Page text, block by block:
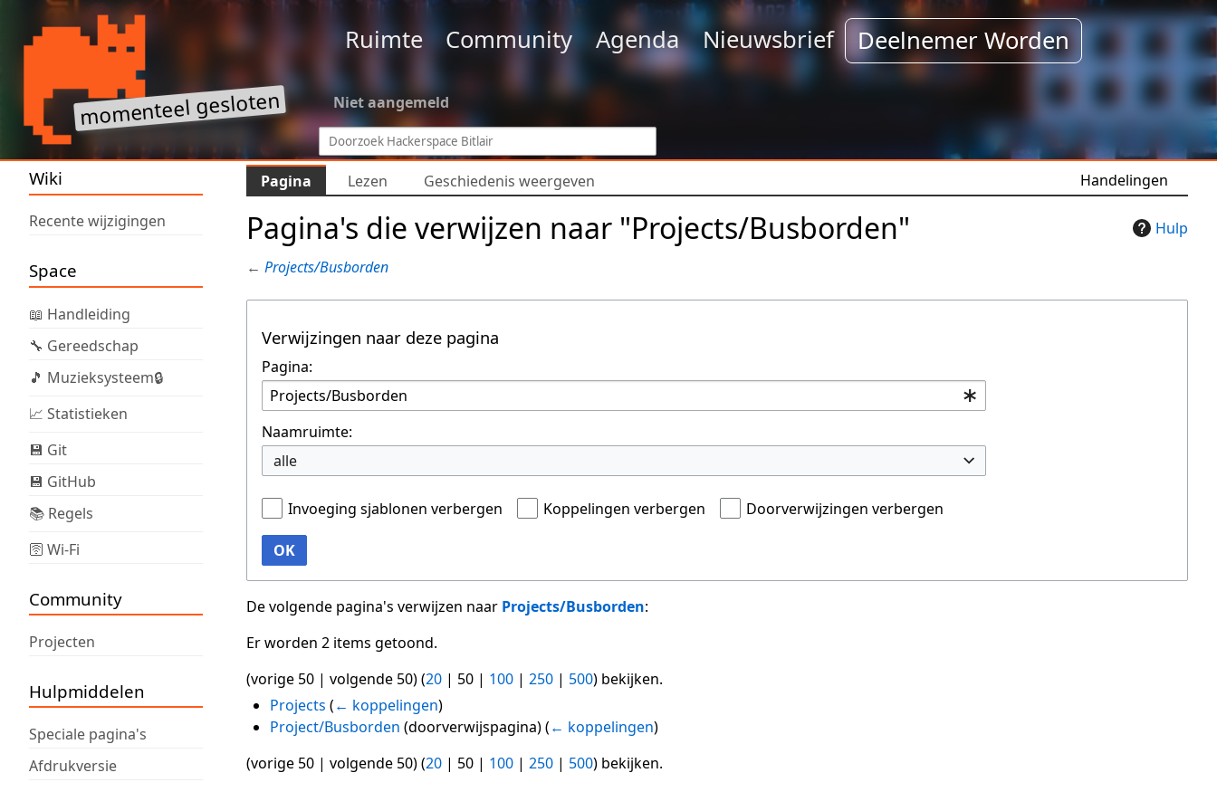
Ruimte Community Agenda Nieuwsbrief Deelnemer Worden
Niet aangemeld
Wiki
Recente wijzigingen
Space
📖 Handleiding
🔧 Gereedschap
🎵 Muzieksysteem🔒
📈 Statistieken
💾 Git
💾 GitHub
📚 Regels
🛜 Wi-Fi
Community
Projecten
Hulpmiddelen
Speciale pagina's
Afdrukversie
Pagina Lezen Geschiedenis weergeven Handelingen
Hulp
Pagina's die verwijzen naar "Projects/Busborden"
← Projects/Busborden
Verwijzingen naar deze pagina
Pagina:
Naamruimte:
alle
Invoeging sjablonen verbergen Koppelingen verbergen Doorverwijzingen verbergen
OK
De volgende pagina's verwijzen naar Projects/Busborden:
Er worden 2 items getoond.
(vorige 50 | volgende 50) (20 | 50 | 100 | 250 | 500) bekijken.
Projects (← koppelingen)
Project/Busborden (doorverwijspagina)(← koppelingen)
(vorige 50 | volgende 50) (20 | 50 | 100 | 250 | 500) bekijken.